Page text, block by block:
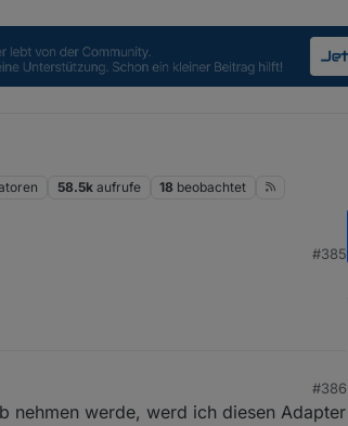
58.5k aufrufe 18 beobachtet
#385
#386
nehmen werde, werd ich diesen Adapter